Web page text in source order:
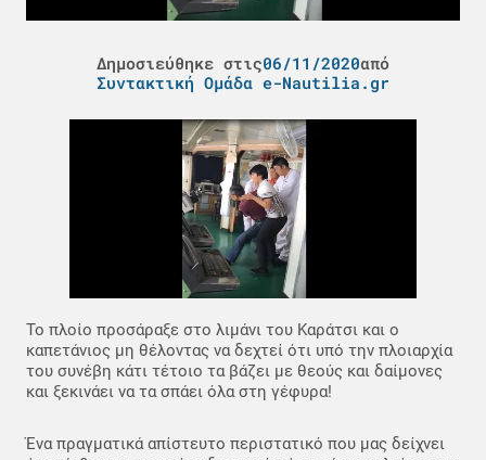
Δημοσιεύθηκε στις06/11/2020από
Συντακτική Ομάδα e-Nautilia.gr
Το πλοίο προσάραξε στο λιμάνι του Καράτσι και ο
καπετάνιος μη θέλοντας να δεχτεί ότι υπό την πλοιαρχία
του συνέβη κάτι τέτοιο τα βάζει με θεούς και δαίμονες
και ξεκινάει να τα σπάει όλα στη γέφυρα!
Ένα πραγματικά απίστευτο περιστατικό που μας δείχνει